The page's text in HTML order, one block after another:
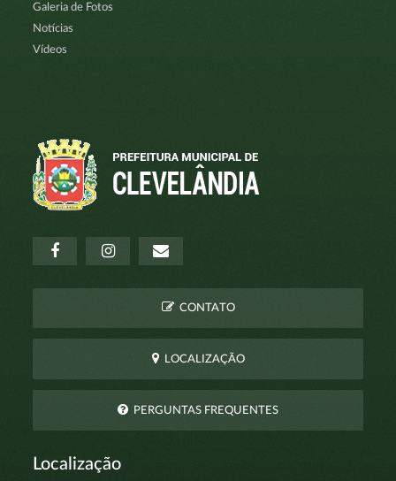
Galeria de Fotos
Notícias
Vídeos
CONTATO
LOCALIZAÇÃO
PERGUNTAS FREQUENTES
Localização